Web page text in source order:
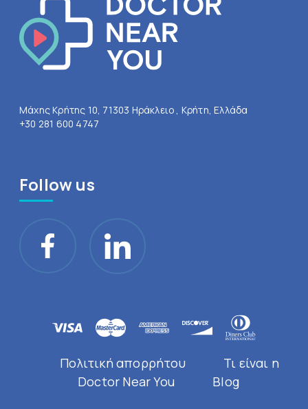
Μάχης Κρήτης 10, 71303 Ηράκλειο , Κρήτη, Ελλάδα
+30 281 600 4747
Follow us
Πολιτική απορρήτου
Τι είναι η
Doctor Near You
Blog